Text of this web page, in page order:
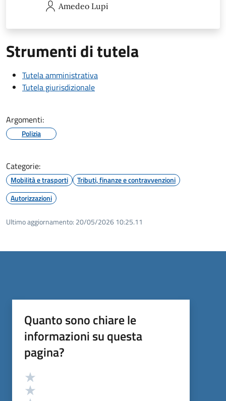
Amedeo Lupi
Strumenti di tutela
Tutela amministrativa
Tutela giurisdizionale
Argomenti:
Polizia
Categorie:
Mobilità e trasporti
Tributi, finanze e contravvenzioni
Autorizzazioni
Ultimo aggiornamento: 20/05/2026 10:25.11
Quanto sono chiare le
informazioni su questa
pagina?
Valutazione